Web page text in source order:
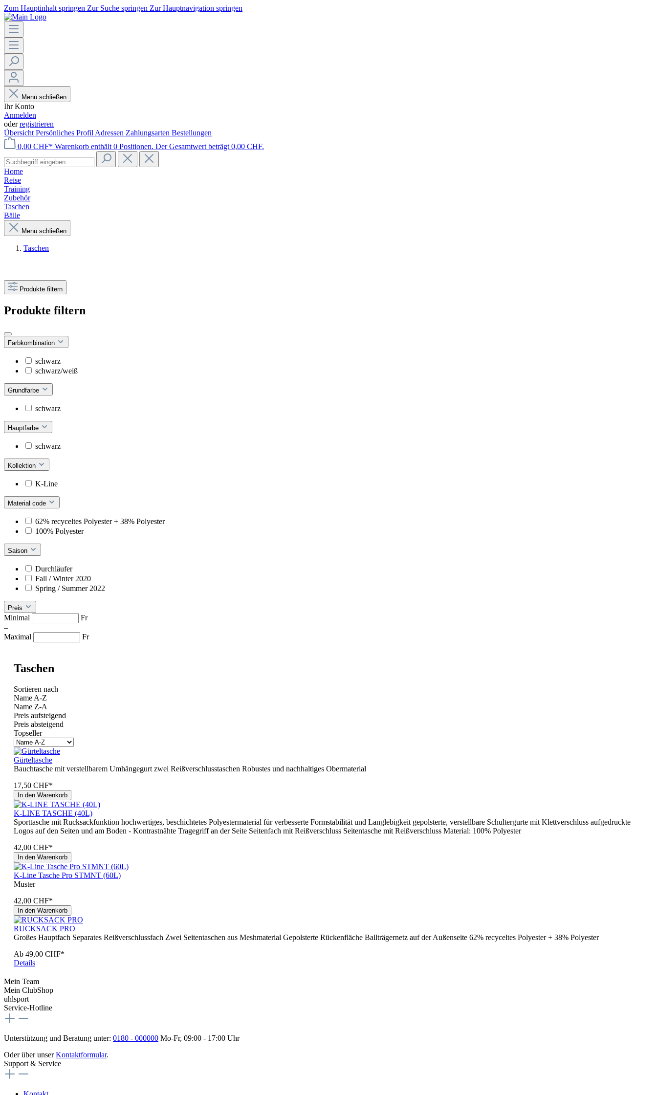
Zum Hauptinhalt springen Zur Suche springen Zur Hauptnavigation springen
Menü schließen
Ihr Konto
Anmelden
oderregistrieren
Übersicht Persönliches Profil Adressen Zahlungsarten Bestellungen
0,00 CHF* Warenkorb enthält 0 Positionen. Der Gesamtwert beträgt 0,00 CHF.
Home
Reise
Training
Zubehör
Taschen
Bälle
Menü schließen
Taschen
Produkte filtern
Produkte filtern
Farbkombination
schwarz
schwarz/weiß
Grundfarbe
schwarz
Hauptfarbe
schwarz
Kollektion
K-Line
Material code
62% recyceltes Polyester + 38% Polyester
100% Polyester
Saison
Durchläufer
Fall / Winter 2020
Spring / Summer 2022
Preis
Minimal
Fr
–
Maximal
Fr
Taschen
Sortieren nach
Name A-Z
Name Z-A
Preis aufsteigend
Preis absteigend
Topseller
Gürteltasche
Bauchtasche mit verstellbarem Umhängegurt zwei Reißverschlusstaschen Robustes und nachhaltiges Obermaterial
17,50 CHF*
In den Warenkorb
K-LINE TASCHE (40L)
Sporttasche mit Rucksackfunktion hochwertiges, beschichtetes Polyestermaterial für verbesserte Formstabilität und Langlebigkeit gepolsterte, verstellbare Schultergurte mit Klettverschluss aufgedruckte
Logos auf den Seiten und am Boden - Kontrastnähte Tragegriff an der Seite Seitenfach mit Reißverschluss Seitentasche mit Reißverschluss Material: 100% Polyester
42,00 CHF*
In den Warenkorb
K-Line Tasche Pro STMNT (60L)
Muster
42,00 CHF*
In den Warenkorb
RUCKSACK PRO
Großes Hauptfach Separates Reißverschlussfach Zwei Seitentaschen aus Meshmaterial Gepolsterte Rückenfläche Ballträgernetz auf der Außenseite 62% recyceltes Polyester + 38% Polyester
Ab 49,00 CHF*
Details
Mein Team
Mein ClubShop
uhlsport
Service-Hotline
Unterstützung und Beratung unter: 0180 - 000000 Mo-Fr, 09:00 - 17:00 Uhr
Oder über unserKontaktformular.
Support & Service